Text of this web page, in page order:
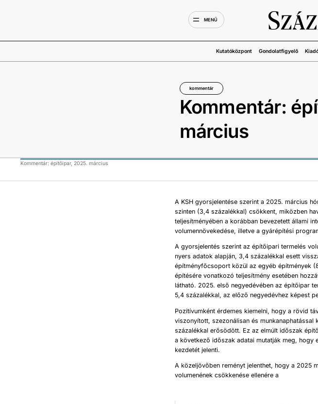
MENÜ
Kutatóközpont Gondolatfigyelő
kommentár
Kommentár:
március
Kommentár: építőipar, 2025. március
A KSH gyorsjelentése szerint a 2025. március
szinten (3,4 százalékkal) csökkent, miközben
teljesítményében a korábban bevezetett állami
volumennövekedése, illetve a gyárépítési
A gyorsjelentés szerint az építőipari termelés
nyers adatok alapján, 3,4 százalékkal esett
építményfőcsoport közül az egyéb építmények
építésére vonatkozó teljesítmény esetében
látható. 2025. első negyedévében az építőipar
5,4 százalékkal, az előző negyedévhez képest
Pozitívumként érdemes kiemelni, hogy a rövid
viszonyított, szezonálisan és
százalékkal erősödött. Ez az elmúlt időszak
a következő időszak adatai mutatják meg,
kezdetét jelenti.
A közeljövőben reményt jelenthet, hogy a 2025
volumenének csökkenése ellenére a